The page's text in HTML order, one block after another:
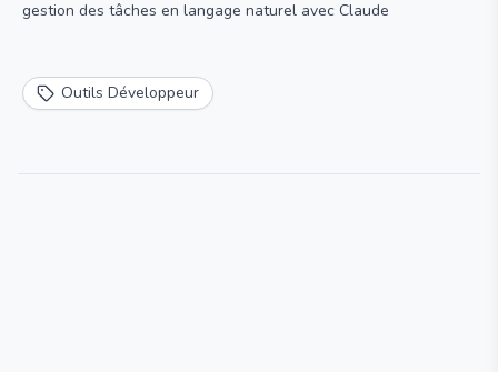
gestion des tâches en langage naturel avec Claude
Outils Développeur